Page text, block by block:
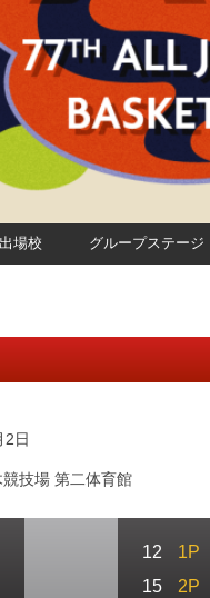
出場校 グループステージ
2日
技場 第二体育館
12 1P
15
2P